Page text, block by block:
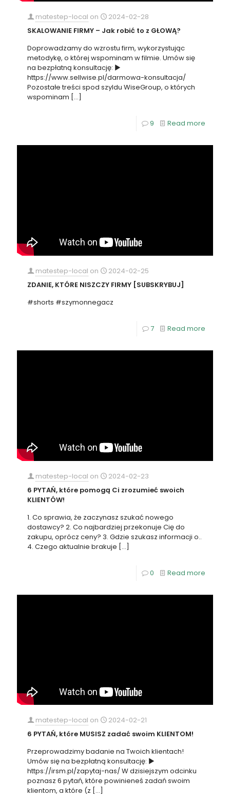
matestep-local on
2024-02-28
SKALOWANIE FIRMY – Jak robić to z GŁOWĄ?
Doprowadzamy do wzrostu firm, wykorzystując
metodykę, o której wspominam w filmie. Umów się
na bezpłatną konsultację: ►
https://www.sellwise.pl/darmowa-konsultacja/
Pozostałe treści spod szyldu WiseGroup, o których
wspominam […]
9 Read more
matestep-local on
2024-02-25
ZDANIE, KTÓRE NISZCZY FIRMY [SUBSKRYBUJ]
#shorts #szymonnegacz
7 Read more
matestep-local on
2024-02-23
6 PYTAŃ, które pomogą Ci zrozumieć swoich
KLIENTÓW!
1. Co sprawia, że zaczynasz szukać nowego
dostawcy? 2. Co najbardziej przekonuje Cię do
zakupu, oprócz ceny? 3. Gdzie szukasz informacji o..
4. Czego aktualnie brakuje […]
0 Read more
matestep-local on
2024-02-21
6 PYTAŃ, które MUSISZ zadać swoim KLIENTOM!
Przeprowadzimy badanie na Twoich klientach!
Umów się na bezpłatną konsultację: ►
https://irsm.pl/zapytaj-nas/ W dzisiejszym odcinku
poznasz 6 pytań, które powinieneś zadań swoim
klientom, a które (z […]